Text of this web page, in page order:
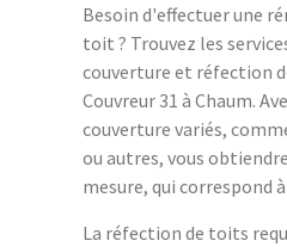
Besoin d'effectuer une
toit ? Trouvez les
couverture et réfection
Couvreur 31 à Chaum.
couverture variés,
ou autres, vous
mesure, qui correspond
La réfection de toits